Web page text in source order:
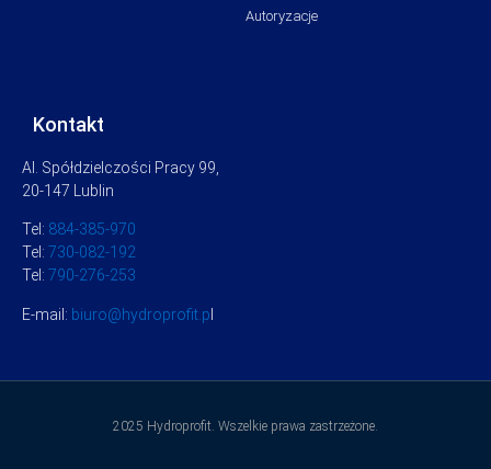
Autoryzacje
Kontakt
Al. Spółdzielczości Pracy 99,
20-147 Lublin
Tel: 884-385-970
Tel: 730-082-192
Tel: 790-276-253
E-mail: biuro@hydroprofit.p
2025 Hydroprofit. Wszelkie prawa zastrzeżone.